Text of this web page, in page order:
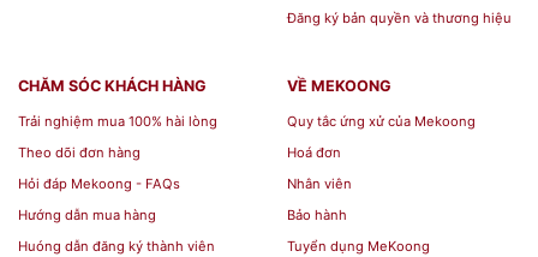
Địa chỉ mua Bình ngâm rượu thủy
tinh N2-30 Lít giá rẻ TP Hồ Chí
Minh
Mekoong là địa chỉ chuyên cung cấp các loại
bình ngâm rượu,bình thủy tinh chất lượng, uy tín
Đăng ký bản quyền và thương hiệu
CHĂM SÓC KHÁCH HÀNG
Trải nghiệm mua 100% hài lòng
Theo dõi đơn hàng
Hỏi đáp Mekoong - FAQs
Hướng dẫn mua hàng
Huóng dẫn đăng ký thành viên
VỀ MEKOONG
Quy tắc ứng xử của Mekoong
Hoá đơn
Nhân viên
Bảo hành
Tuyển dụng MeKoong